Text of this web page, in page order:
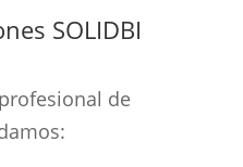
SOLIDBI
de